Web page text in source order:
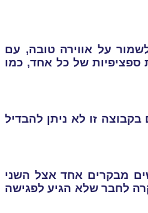
על אווירה טובה, עם
של כל אחד, כמו
זו לא ניתן להבדיל
מבקרים אחד אצל השני
לחבר שלא הגיע לפגישה